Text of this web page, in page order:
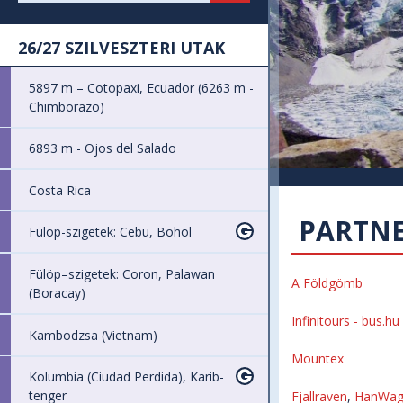
26/27 SZILVESZTERI UTAK
5897 m – Cotopaxi, Ecuador (6263 m -
Chimborazo)
6893 m - Ojos del Salado
Costa Rica
Fülöp-szigetek: Cebu, Bohol
Fülöp–szigetek: Coron, Palawan
(Boracay)
Kambodzsa (Vietnam)
Kolumbia (Ciudad Perdida), Karib-
tenger
A Földgömb
Infinitours - bus.hu
Mountex
Fjallraven, HanWag